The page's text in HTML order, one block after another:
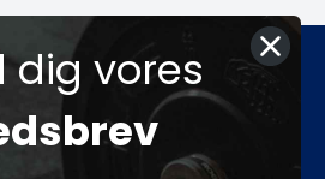
Sociale medier
dig vores